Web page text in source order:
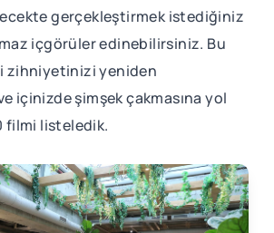
gerçekleştirmek istediğiniz
içgörüler edinebilirsiniz. Bu
zihniyetinizi yeniden
içinizde şimşek çakmasına yol
filmi listeledik.